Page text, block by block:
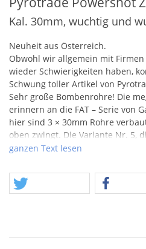
Kal. 30mm, wuchtig und
Neuheit aus Österreich.
Obwohl wir allgemein mit
wieder Schwierigkeiten haben,
Schwung toller Artikel von
Sehr große Bombenrohre! Die
erinnern an die FAT – Serie von
hier sind 3 × 30mm Rohre
oben zwingt. Die Variante Nr. 5,
Mörderabschuss zu Crackling
ganzen Text lesen